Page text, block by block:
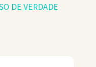
DE VERDADE